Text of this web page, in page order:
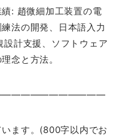
: 趙微細加工装置の電
法の開発、日本語入力
計支援、ソフトウェア
念と方法。
ます。(800字以内でお